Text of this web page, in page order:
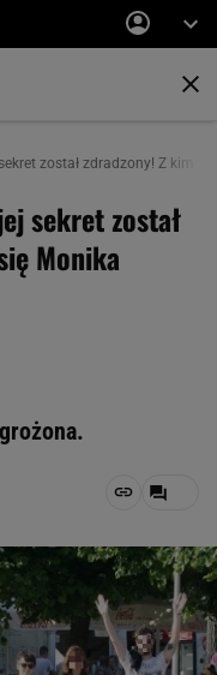
został zdradzony! Z kim
sekret został
Monika